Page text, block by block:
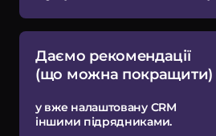
Даємо рекомендації
(що можна покращити)
у вже налаштовану CRM
іншими підрядниками.